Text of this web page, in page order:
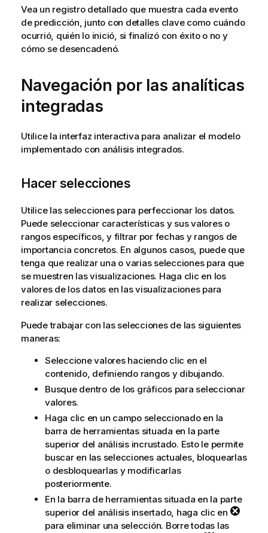
Vea un registro detallado que muestra cada evento
de predicción, junto con detalles clave como cuándo
ocurrió, quién lo inició, si finalizó con éxito o no y
cómo se desencadenó.
Navegación por las analíticas
integradas
Utilice la interfaz interactiva para analizar el modelo
implementado con análisis integrados.
Hacer selecciones
Utilice las seleccionespara perfeccionar los datos.
Puede seleccionar características y sus valores o
rangos específicos, y filtrar por fechas y rangos de
importancia concretos. En algunos casos, puede que
tenga que realizar una o varias selecciones para que
se muestren las visualizaciones. Haga clic en los
valores de los datos en las visualizaciones para
realizar selecciones.
Puede trabajar con las selecciones de las siguientes
maneras:
Seleccione valores haciendo clic en el
contenido, definiendo rangos y dibujando.
Busque dentro de los gráficos para seleccionar
valores.
Haga clic en un campo seleccionado en la
barra de herramientas situada en la parte
superior del análisis incrustado. Esto le permite
buscar en las selecciones actuales, bloquearlas
o desbloquearlas y modificarlas
posteriormente.
En la barra de herramientas situada en la parte
superior del análisis insertado, haga clic en
para eliminar una selección. Borre todas las